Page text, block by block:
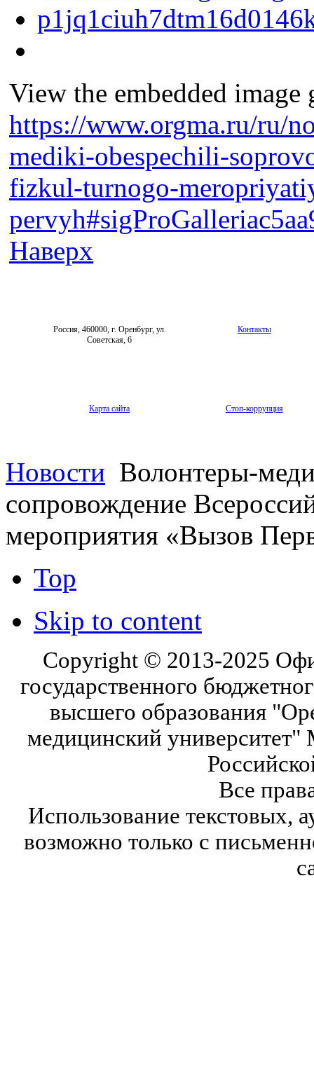
View the embedded
https://www.orgma.ru/ru/
mediki-obespechili-
fizkul-turnogo-
Наверх
Россия, 460000, г. Оренбург, ул.
Советская, 6
Контакты
Карта сайта Стоп-коррупция
Новости Волонтеры-
сопровождение
мероприятия «Вызов
Top
Skip to content
Copyright © 2013-2025
государственного
высшего образования
медицинский университет"
Все
Использование текстовых,
возможно только с